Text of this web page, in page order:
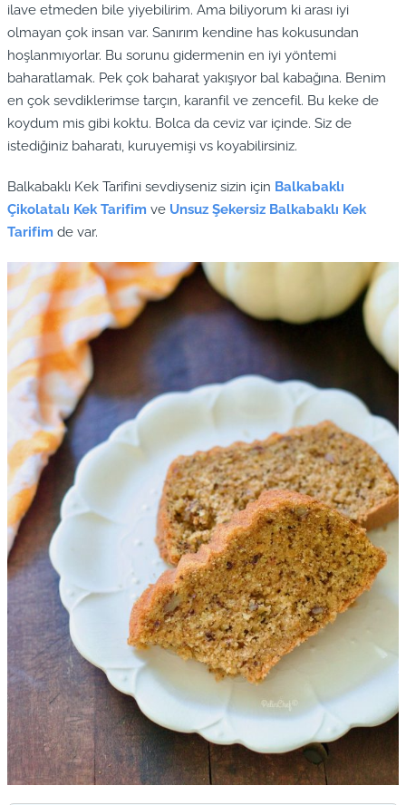
ilave etmeden bile yiyebilirim. Ama biliyorum ki arası iyi
olmayan çok insan var. Sanırım kendine has kokusundan
hoşlanmıyorlar. Bu sorunu gidermenin en iyi yöntemi
baharatlamak. Pek çok baharat yakışıyor bal kabağına. Benim
en çok sevdiklerimse tarçın, karanfil ve zencefil. Bu keke de
koydum mis gibi koktu. Bolca da ceviz var içinde. Siz de
istediğiniz baharatı, kuruyemişi vs koyabilirsiniz.
Balkabaklı Kek Tarifini sevdiyseniz sizin için Balkabaklı
Çikolatalı Kek Tarifimve Unsuz Şekersiz Balkabaklı Kek
Tarifimde var.